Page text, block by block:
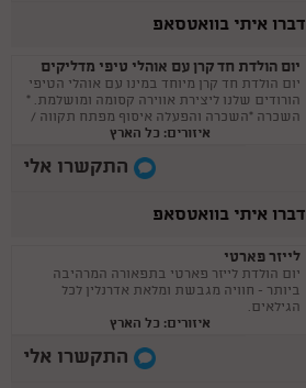
דברו איתי בוואטסאפ
יום הולדת חד קרן עם אוהלי טיפי מדליקים
יום הולדת חד קרן מיוחד במינו עם אוהלי הטיפי
הורודים שלנו ליצירת אווירה קסומה ומושלמת. *
השכרה *השכרה והפעלה איסוף מפתח תקווה /
איזורים: כל הארץ
התקשרו אלי
דברו איתי בוואטסאפ
לייזר פארטי
יום הולדת לייזר פארטי בתפאורה המרהיבה
ביותר - חוויה מגבשת ומלאת אדרנלין לכל
הגילאים.
איזורים: כל הארץ
התקשרו אלי